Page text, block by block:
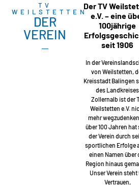
TV
WEILSTETTEN
DER
VEREIN
Der TV
e.V. – eine
100jährige
seit 1906
In der
von Weilstetten,
Kreisstadt Balingen
des Landkreises
Zollernalb ist der
Weilstetten e.V.
mehr
über 100 Jahren hat
der Verein durch
sportlichen Erfolge
einen Namen über
Region hinaus
Unser Verein steht
Vertrauen,